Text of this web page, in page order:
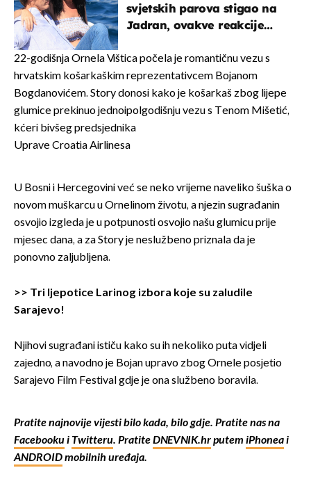
svjetskih parova stigao na
Jadran, ovakve reakcije
22-godišnja Ornela Vištica počela je romantičnu vezu s
hrvatskim košarkaškim reprezentativcem Bojanom
Bogdanovićem. Story donosi kako je košarkaš zbog lijepe
glumice prekinuo jednoipolgodišnju vezu s Tenom Mišetić,
kćeri bivšeg predsjednika
Uprave Croatia Airlinesa
U Bosni i Hercegovini već se neko vrijeme naveliko šuška o
novom muškarcu u Ornelinom životu, a njezin sugrađanin
osvojio izgleda je u potpunosti osvojio našu glumicu prije
mjesec dana, a za Story je neslužbeno priznala da je
ponovno zaljubljena.
>> Tri ljepotice Larinog izbora koje su zaludile
Sarajevo!
Njihovi sugrađani ističu kako su ih nekoliko puta vidjeli
zajedno, a navodno je Bojan upravo zbog Ornele posjetio
Sarajevo Film Festival gdje je ona službeno boravila.
Pratite najnovije vijesti bilo kada, bilo gdje. Pratite nas na
Facebookui Twitteru. PratiteDNEVNIK.hrputem iPhoneai
ANDROIDmobilnih uređaja.